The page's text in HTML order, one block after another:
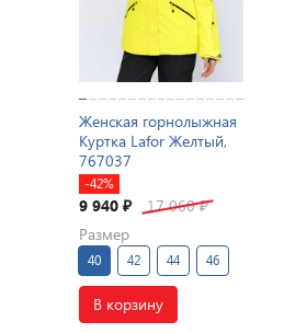
Женская горнолыжная
Куртка Lafor Желтый,
767037
-42%
9 940 ₽ 17 060₽
Размер
40 42 44 46
В корзину